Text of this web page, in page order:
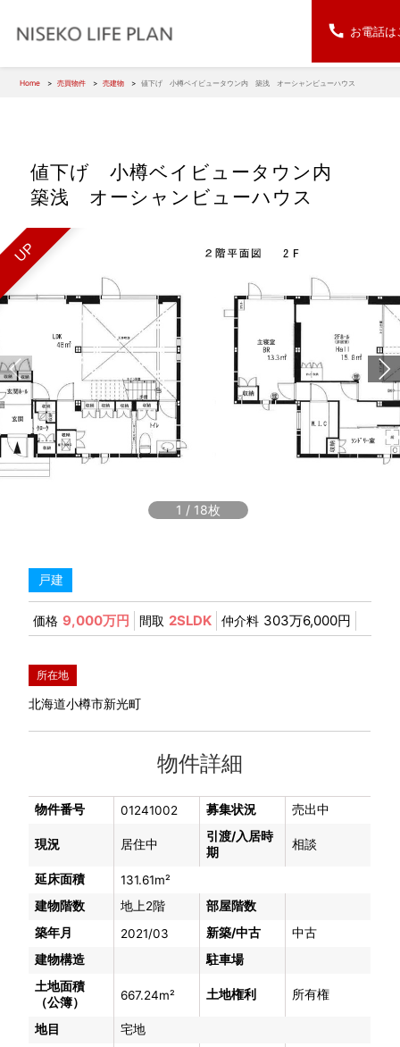
Home 売買物件 売建物 値下げ 小樽ベイビュータウン内 築浅 オーシャンビューハウス
値下げ 小樽ベイビュータウン内
築浅 オーシャンビューハウス
UP
1 / 18
戸建
価格 9,000万円 間取 2SLDK 仲介料 303万6,000円
所在地
北海道小樽市新光町
物件詳細
物件番号 01241002 募集状況 売出中
現況 居住中
引渡/入居時
期
相談
延床面積
131.61m²
建物階数
地上2階
部屋階数
築年月
2021/03 新築/中古
中古
建物構造
駐車場
土地面積
（公簿）
667.24m² 土地権利 所有権
地目 宅地
お電話は